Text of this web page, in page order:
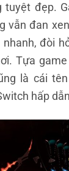
tuyệt đẹp.
vẫn đan
đòi
Tựa
là cái
hấp